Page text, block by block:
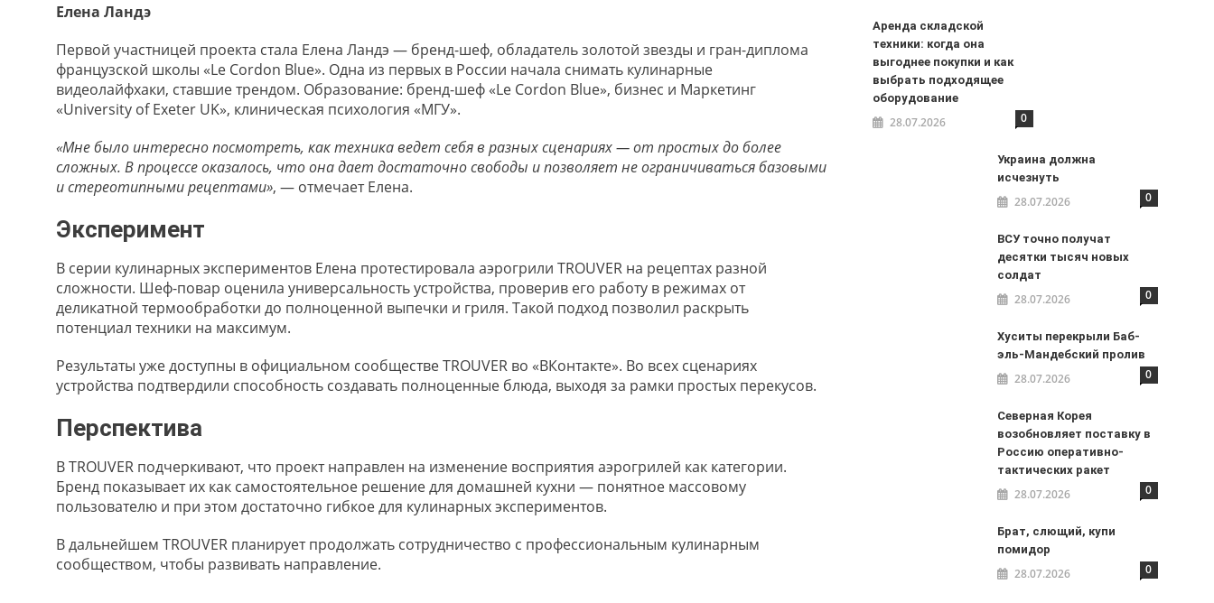
Елена Ландэ
Первой участницей проекта стала Елена Ландэ — бренд-шеф, обладатель золотой звезды и гран-диплома
французской школы «Le Cordon Blue». Одна из первых в России начала снимать кулинарные
видеолайфхаки, ставшие трендом. Образование: бренд-шеф «Le Cordon Blue», бизнес и Маркетинг
«University of Exeter UK», клиническая психология «МГУ».
«Мне было интересно посмотреть, как техника ведет себя в разных сценариях — от простых до более
сложных. В процессе оказалось, что она дает достаточно свободы и позволяет не ограничиваться базовыми
и стереотипными рецептами», — отмечает Елена.
Эксперимент
В серии кулинарных экспериментов Елена протестировала аэрогрили TROUVER на рецептах разной
сложности. Шеф-повар оценила универсальность устройства, проверив его работу в режимах от
деликатной термообработки до полноценной выпечки и гриля. Такой подход позволил раскрыть
потенциал техники на максимум.
Результаты уже доступны в официальном сообществе TROUVER во «ВКонтакте». Во всех сценариях
устройства подтвердили способность создавать полноценные блюда, выходя за рамки простых перекусов.
Перспектива
В TROUVER подчеркивают, что проект направлен на изменение восприятия аэрогрилей как категории.
Бренд показывает их как самостоятельное решение для домашней кухни — понятное массовому
пользователю и при этом достаточно гибкое для кулинарных экспериментов.
В дальнейшем TROUVER планирует продолжать сотрудничество с профессиональным кулинарным
сообществом, чтобы развивать направление.
Аренда складской
техники: когда она
выгоднее покупки и как
выбрать подходящее
оборудование
28.07.2026 0
Украина должна
исчезнуть
28.07.2026 0
ВСУ точно получат
десятки тысяч новых
солдат
28.07.2026 0
Хуситы перекрыли Баб-
эль-Мандебский пролив
28.07.2026 0
Северная Корея
возобновляет поставку в
Россию оперативно-
тактических ракет
28.07.2026 0
Брат, слющий, купи
помидор
28.07.2026 0